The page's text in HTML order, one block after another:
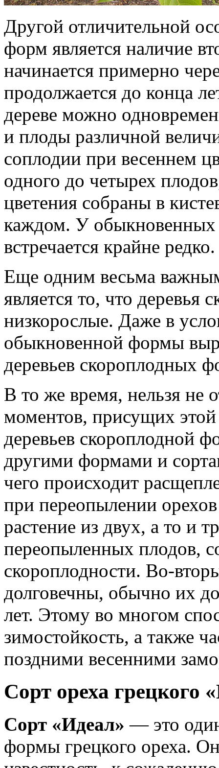
Другой отличительной
форм является наличие
начинается примерно
продолжается до конца
дереве можно
и плоды различной
соплодии при весеннем
одного до четырех
цветения собраны в
каждом. У обыкновенных
встречается крайне редко.
Еще одним весьма
является то, что деревья
низкорослые. Даже в
обыкновенной формы
деревьев скороплодных
В то же время, нельзя не
моментов, присущих
деревьев скороплодной
другими формами и
чего происходит
при переопылении
растение из двух, а то и
переопыленных плодов,
скороплодности. Во-
долговечны, обычно их
лет. Этому во многом
зимостойкость, а также
поздними весенними
Сорт ореха грецкого
Сорт «Идеал» — это
формы грецкого ореха.